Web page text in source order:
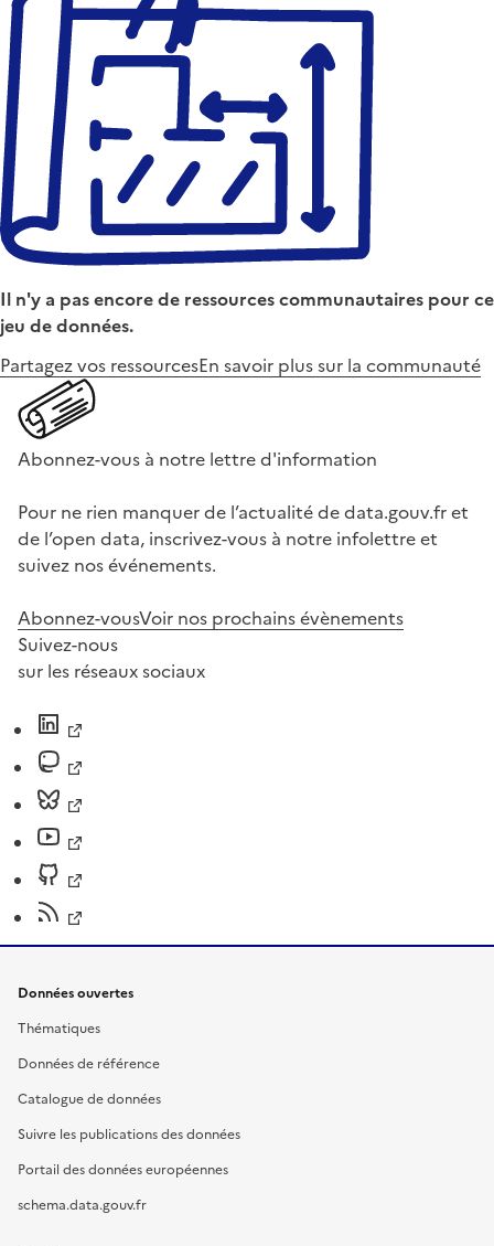
Il n'y a pas encore de ressources communautaires pour ce
jeu de données.
Partagez vos ressourcesEn savoir plus sur la communauté
Abonnez-vous à notre lettre d'information
Pour ne rien manquer de l’actualité de data.gouv.fr et
de l’open data, inscrivez-vous à notre infolettre et
suivez nos événements.
Abonnez-vousVoir nos prochains évènements
Suivez-nous
sur les réseaux sociaux
Données ouvertes
Thématiques
Données de référence
Catalogue de données
Suivre les publications des données
Portail des données européennes
schema.data.gouv.fr